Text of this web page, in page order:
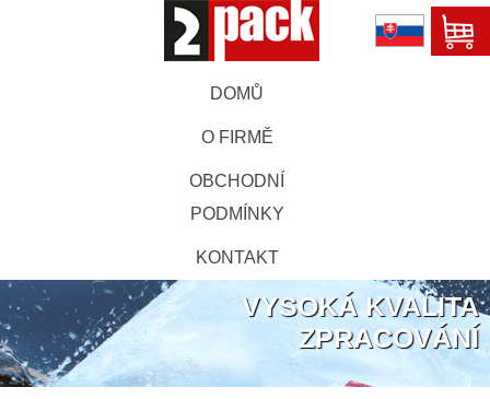
DOMŮ
O FIRMĚ
OBCHODNÍ
PODMÍNKY
KONTAKT
VYSOKÁ KVALITA
ZPRACOVÁNÍ